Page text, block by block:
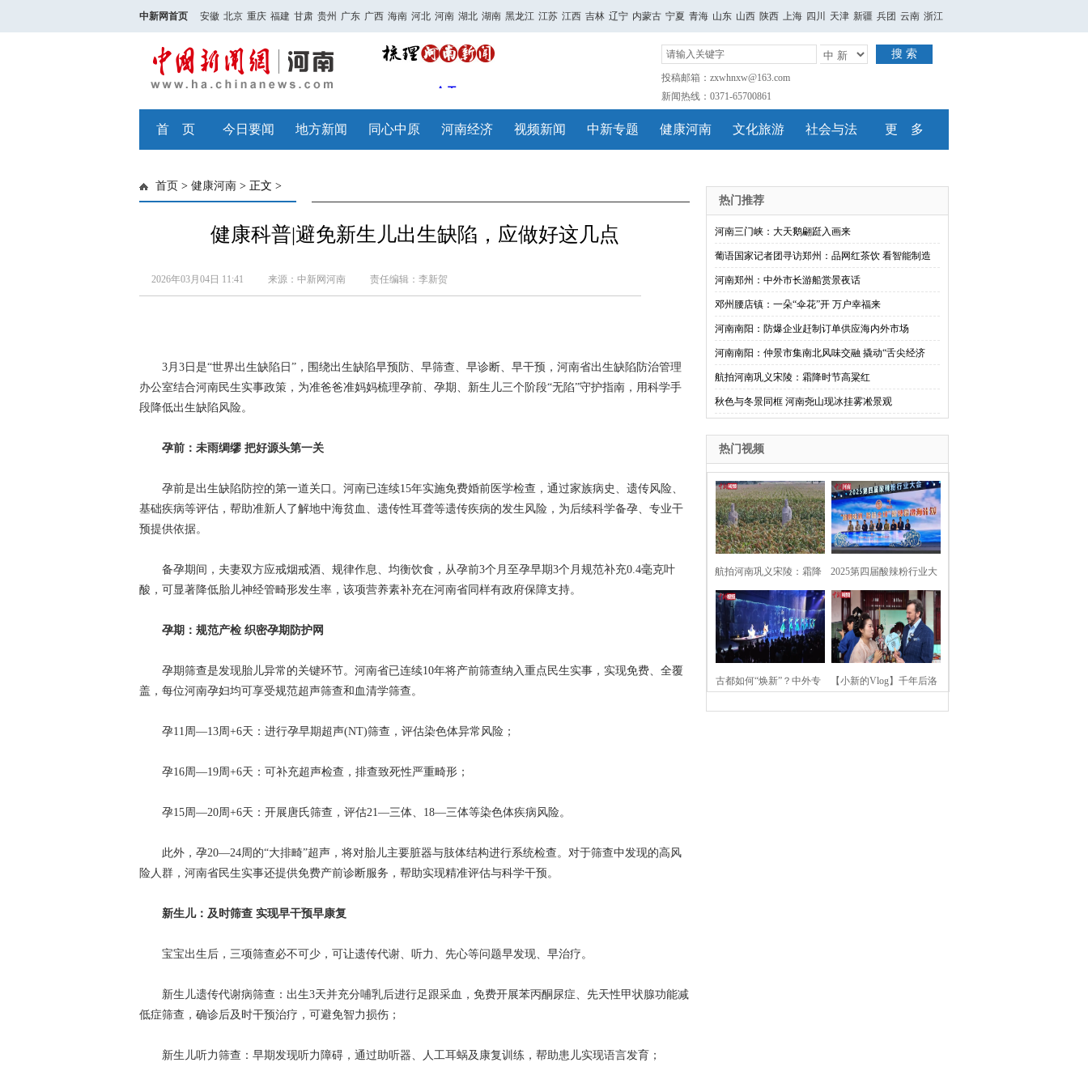
中新网首页 安徽 北京 重庆 福建 甘肃 贵州 广东 广西 海南 河北 河南 湖北 湖南 黑龙江 江苏 江西 吉林 辽宁 内蒙古 宁夏 青海 山东 山西 陕西 上海 四川 天津 新疆 兵团 云南 浙江
搜 索
投稿邮箱：zxwhnxw@163.com
新闻热线：0371-65700861
首 页 今日要闻 地方新闻 同心中原 河南经济 视频新闻 中新专题 健康河南 文化旅游 社会与法 更 多
首页 > 健康河南 > 正文 >
健康科普|避免新生儿出生缺陷，应做好这几点
2026年03月04日 11:41 来源：中新网河南 责任编辑：李新贺
3月3日是“世界出生缺陷日”，围绕出生缺陷早预防、早筛查、早诊断、早干预，河南省出生缺陷防治管理
办公室结合河南民生实事政策，为准爸爸准妈妈梳理孕前、孕期、新生儿三个阶段“无陷”守护指南，用科学手
段降低出生缺陷风险。
孕前：未雨绸缪 把好源头第一关
孕前是出生缺陷防控的第一道关口。河南已连续15年实施免费婚前医学检查，通过家族病史、遗传风险、
基础疾病等评估，帮助准新人了解地中海贫血、遗传性耳聋等遗传疾病的发生风险，为后续科学备孕、专业干
预提供依据。
备孕期间，夫妻双方应戒烟戒酒、规律作息、均衡饮食，从孕前3个月至孕早期3个月规范补充0.4毫克叶
酸，可显著降低胎儿神经管畸形发生率，该项营养素补充在河南省同样有政府保障支持。
孕期：规范产检 织密孕期防护网
孕期筛查是发现胎儿异常的关键环节。河南省已连续10年将产前筛查纳入重点民生实事，实现免费、全覆
盖，每位河南孕妇均可享受规范超声筛查和血清学筛查。
孕11周—13周+6天：进行孕早期超声(NT)筛查，评估染色体异常风险；
孕16周—19周+6天：可补充超声检查，排查致死性严重畸形；
孕15周—20周+6天：开展唐氏筛查，评估21—三体、18—三体等染色体疾病风险。
此外，孕20—24周的“大排畸”超声，将对胎儿主要脏器与肢体结构进行系统检查。对于筛查中发现的高风
险人群，河南省民生实事还提供免费产前诊断服务，帮助实现精准评估与科学干预。
新生儿：及时筛查 实现早干预早康复
宝宝出生后，三项筛查必不可少，可让遗传代谢、听力、先心等问题早发现、早治疗。
新生儿遗传代谢病筛查：出生3天并充分哺乳后进行足跟采血，免费开展苯丙酮尿症、先天性甲状腺功能减
低症筛查，确诊后及时干预治疗，可避免智力损伤；
新生儿听力筛查：早期发现听力障碍，通过助听器、人工耳蜗及康复训练，帮助患儿实现语言发育；
热门推荐
河南三门峡：大天鹅翩跹入画来
葡语国家记者团寻访郑州：品网红茶饮 看智能制造
河南郑州：中外市长游船赏景夜话
邓州腰店镇：一朵“伞花”开 万户幸福来
河南南阳：防爆企业赶制订单供应海内外市场
河南南阳：仲景市集南北风味交融 撬动“舌尖经济
航拍河南巩义宋陵：霜降时节高粱红
秋色与冬景同框 河南尧山现冰挂雾凇景观
热门视频
航拍河南巩义宋陵：霜降
时节高粱红
2025第四届酸辣粉行业大
会在河南开封举行
古都如何“焕新”？中外专 【小新的Vlog】千年后洛